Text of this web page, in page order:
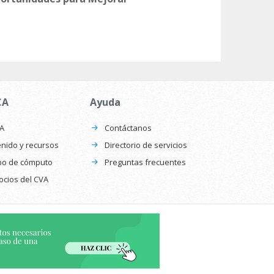
y recursos
de cómputo
del CVA
Ayuda
Contáctanos
Directorio de servicios
Preguntas frecuentes